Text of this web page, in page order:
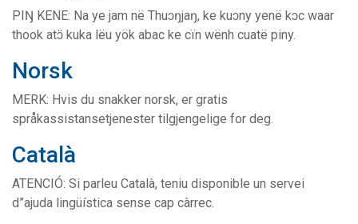
PIŊ KENE: Na ye jam në Thuɔŋjaŋ, ke kuɔny yenë kɔc waar
thook atɔ̈ kuka lëu yök abac ke cïn wënh cuatë piny.
Norsk
MERK: Hvis du snakker norsk, er gratis
språkassistansetjenester tilgjengelige for deg.
Català
ATENCIÓ: Si parleu Català, teniu disponible un servei
d”ajuda lingüística sense cap càrrec.